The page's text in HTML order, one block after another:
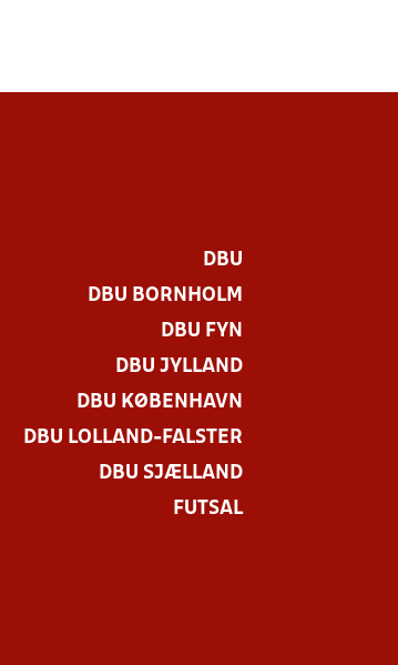
DBU
DBU BORNHOLM
DBU FYN
DBU JYLLAND
DBU KØBENHAVN
DBU LOLLAND-FALSTER
DBU SJÆLLAND
FUTSAL